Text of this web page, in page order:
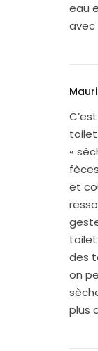
eau
avec
«
et
des
on
plus